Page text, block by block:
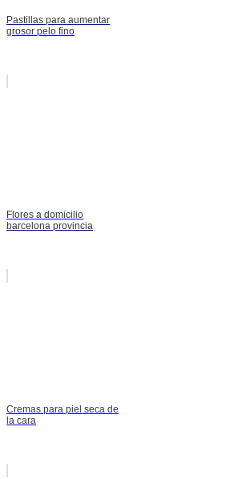
Pastillas para aumentar
grosor pelo fino
Flores a domicilio
barcelona provincia
Cremas para piel seca de
la cara